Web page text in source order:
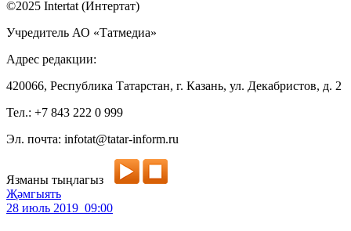
©2025 Intertat (Интертат)
Учредитель АО «Татмедиа»
Адрес редакции:
420066, Республика Татарстан, г. Казань, ул. Декабристов, д. 2
Тел.: +7 843 222 0 999
Эл. почта: infotat@tatar-inform.ru
Язманы тыңлагыз
Җәмгыять
28 июль 2019 09:00